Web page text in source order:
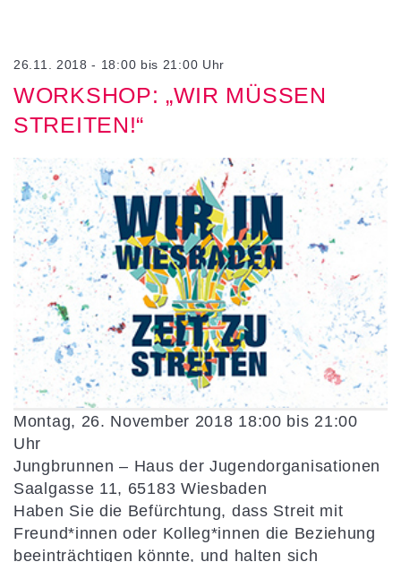
26.11. 2018 - 18:00 bis 21:00 Uhr
WORKSHOP: „WIR MÜSSEN
STREITEN!“
Montag, 26. November 2018 18:00 bis 21:00
Uhr
Jungbrunnen – Haus der Jugendorganisationen
Saalgasse 11, 65183 Wiesbaden
Haben Sie die Befürchtung, dass Streit mit
Freund*innen oder Kolleg*innen die Beziehung
beeinträchtigen könnte, und halten sich